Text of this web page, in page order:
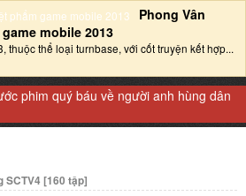
Phong Vân
mobile 2013‎
thuộc thể loại turnbase, với cốt truyện kết hợp...
phim quý báu về người anh hùng dân
SCTV4 [160 tập]